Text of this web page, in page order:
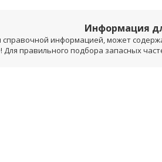
Информация
справочной информацией, может
Для правильного подбора запасных